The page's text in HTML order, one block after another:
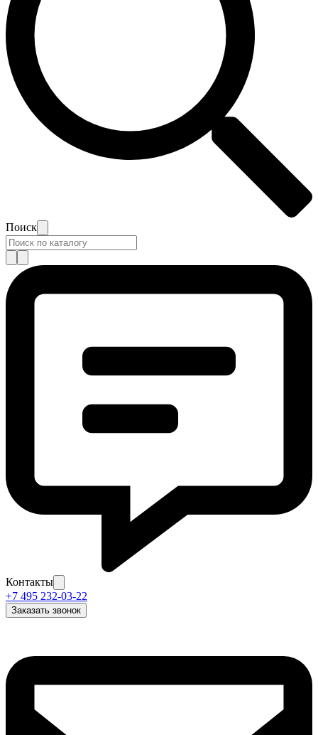
Поиск
Контакты
+7 495 232-03-22
Заказать звонок